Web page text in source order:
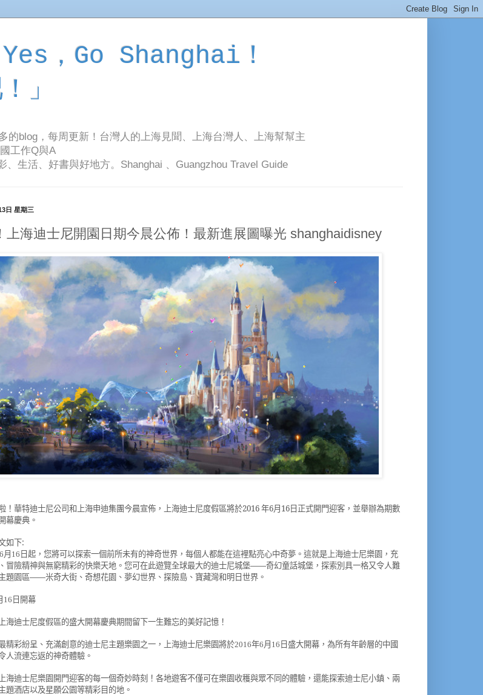
Yes，Go Shanghai！
」
的blog，每周更新！台灣人的上海見聞、上海台灣人、上海幫幫主
工作Q與A
生活、好書與好地方。Shanghai 、Guangzhou Travel Guide
日 星期三
上海迪士尼開園日期今晨公佈！最新進展圖曝光 shanghaidisney
！華特迪士尼公司和上海申迪集團今晨宣佈，上海迪士尼度假區將於2016年6月16日正式開門迎客，並舉辦為期數
幕慶典。
如下:
6月 16 日起，您將可以探索一個前所未有的神奇世界，每個人都能在這裡點亮心中奇夢。這就是上海迪士尼樂園，充
冒險精神與無窮精彩的快樂天地。您可在此遊覽全球最大的迪士尼城堡——奇幻童話城堡，探索別具一格又令人難
題園區——米奇大街、奇想花園、夢幻世界、探險島、寶藏灣和明日世界。
16 日開幕
海迪士尼度假區的盛大開幕慶典期間留下一生難忘的美好記憶！
精彩紛呈、充滿創意的迪士尼主題樂園之一，上海迪士尼樂園將於2016年6月 16 日盛大開幕，為所有年齡層的中國
人流連忘返的神奇體驗。
海迪士尼樂園開門迎客的每一個奇妙時刻！各地遊客不僅可在樂園收穫與眾不同的體驗，還能探索迪士尼小鎮、兩
題酒店以及星願公園等精彩目的地。